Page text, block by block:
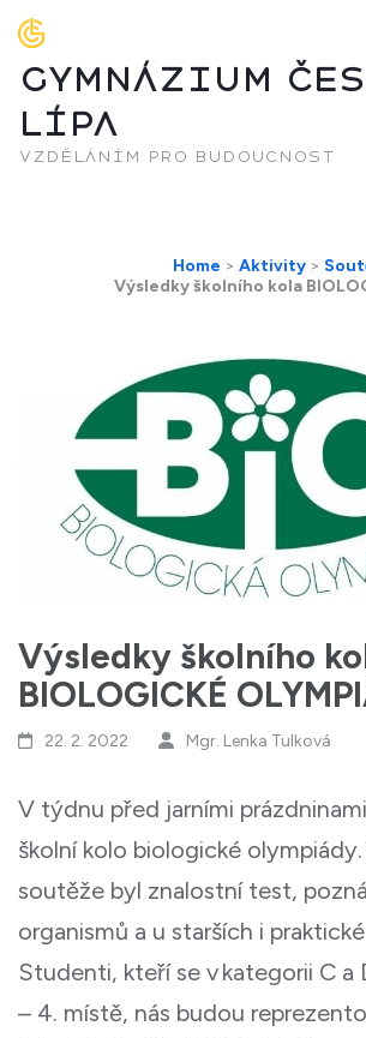
GYMNÁZIUM
LÍPA
vzděláním pro budoucnost
Home > Aktivity >
Výsledky školního kola
Výsledky školního
BIOLOGICKÉ
22. 2. 2022 Mgr. Lenka Tulková
V týdnu před jarními
školní kolo biologické
soutěže byl znalostní test,
organismů a u starších i
Studenti, kteří se v kategorii C a
– 4. místě, nás budou